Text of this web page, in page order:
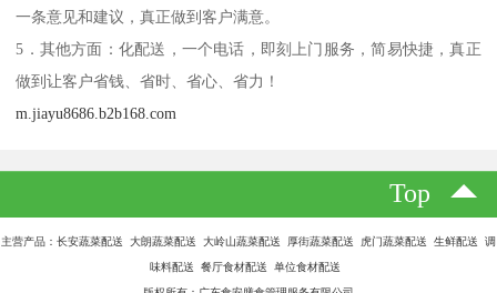
一条意见和建议，真正做到客户满意。
5．其他方面：化配送，一个电话，即刻上门服务，简易快捷，真正
做到让客户省钱、省时、省心、省力！
m.jiayu8686.b2b168.com
Top
主营产品：长安蔬菜配送 大朗蔬菜配送 大岭山蔬菜配送 厚街蔬菜配送 虎门蔬菜配送 生鲜配送 调
味料配送 餐厅食材配送 单位食材配送